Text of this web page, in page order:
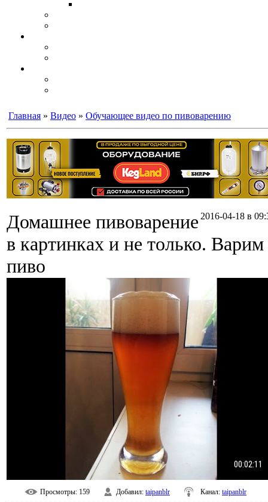
Главная » Видео » Обучающее видео по пивоварению
2016-04-18 в
Домашнее пивоварение
в картинках и не только. Варим
пиво
00:02:11
Просмотры: 159 Добавил: taipanblr Канал: taipanblr